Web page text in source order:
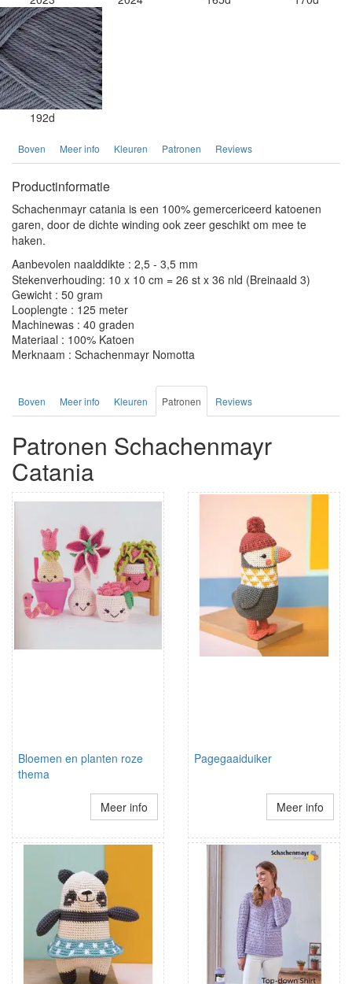
192d
Boven Meer info Kleuren Patronen Reviews
Productinformatie
Schachenmayr catania is een 100% gemercericeerd katoenen
garen, door de dichte winding ook zeer geschikt om mee te
haken.
Aanbevolen naalddikte : 2,5 - 3,5 mm
Stekenverhouding: 10 x 10 cm = 26 st x 36 nld (Breinaald 3)
Gewicht : 50 gram
Looplengte : 125 meter
Machinewas : 40 graden
Materiaal : 100% Katoen
Merknaam : Schachenmayr Nomotta
Boven Meer info Kleuren Patronen Reviews
Patronen Schachenmayr
Catania
Bloemen en planten roze
thema
Meer info
Pagegaaiduiker
Meer info